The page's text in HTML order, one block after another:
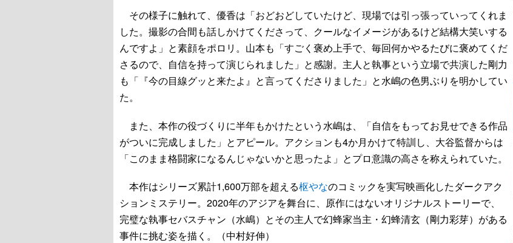
その様子に触れて、優香は「おどおどしていたけど、現場では引っ張っていってくれま
した。撮影の合間も話しかけてくださって、クールなイメージがあるけど結構大笑いする
んですよ」と素顔をポロリ。山本も「すごく褒め上手で、毎回何かやるたびに褒めてくだ
さるので、自信を持って演じられました」と感謝。主人と執事という立場で共演した剛力
も「『今の目線グッと来たよ』と言ってくださりました」と水嶋の色男ぶりを明かしてい
た。
また、本作の役づくりに半年もかけたという水嶋は、「自信をもってお見せできる作品
がついに完成しました」とアピール。アクションも4か月かけて特訓し、大谷監督からは
「このまま格闘家になるんじゃないかと思ったよ」とプロ意識の高さを称えられていた。
本作はシリーズ累計1,600万部を超える枢やなのコミックを実写映画化したダークアク
ションミステリー。2020年のアジアを舞台に、原作にはないオリジナルストーリーで、
完璧な執事セバスチャン（水嶋）とその主人で幻蜂家当主・幻蜂清玄（剛力彩芽）がある
事件に挑む姿を描く。（中村好伸）